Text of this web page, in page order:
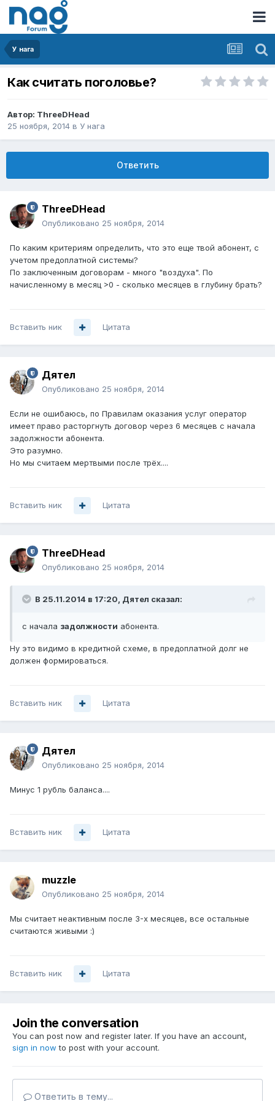
У нага
Как считать поголовье?
Автор: ThreeDHead
25 ноября, 2014 в У нага
Ответить
ThreeDHead
Опубликовано 25 ноября, 2014
По каким критериям определить, что это еще твой абонент, с
учетом предоплатной системы?
По заключенным договорам - много "воздуха". По
начисленному в месяц >0 - сколько месяцев в глубину брать?
Вставить ник Цитата
Дятел
Опубликовано 25 ноября, 2014
Если не ошибаюсь, по Правилам оказания услуг оператор
имеет право расторгнуть договор через 6 месяцев с начала
задолжности абонента.
Это разумно.
Но мы считаем мертвыми после трёх....
Вставить ник Цитата
ThreeDHead
Опубликовано 25 ноября, 2014
В 25.11.2014 в 17:20, Дятел сказал:
с начала задолжности абонента.
Ну это видимо в кредитной схеме, в предоплатной долг не
должен формироваться.
Вставить ник Цитата
Дятел
Опубликовано 25 ноября, 2014
Минус 1 рубль баланса....
Вставить ник Цитата
muzzle
Опубликовано 25 ноября, 2014
Мы считает неактивным после 3-х месяцев, все остальные
считаются живыми :)
Вставить ник Цитата
Join the conversation
You can post now and register later. If you have an account,
sign in now to post with your account.
Ответить в тему...